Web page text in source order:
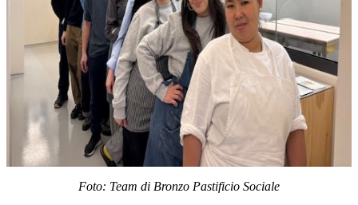
Foto: Team di Bronzo Pastificio Sociale